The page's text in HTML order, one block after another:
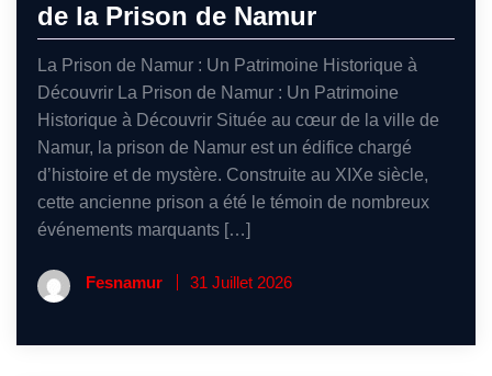
de la Prison de Namur
La Prison de Namur : Un Patrimoine Historique à
Découvrir La Prison de Namur : Un Patrimoine
Historique à Découvrir Située au cœur de la ville de
Namur, la prison de Namur est un édifice chargé
d’histoire et de mystère. Construite au XIXe siècle,
cette ancienne prison a été le témoin de nombreux
événements marquants […]
Fesnamur 31 Juillet 2026